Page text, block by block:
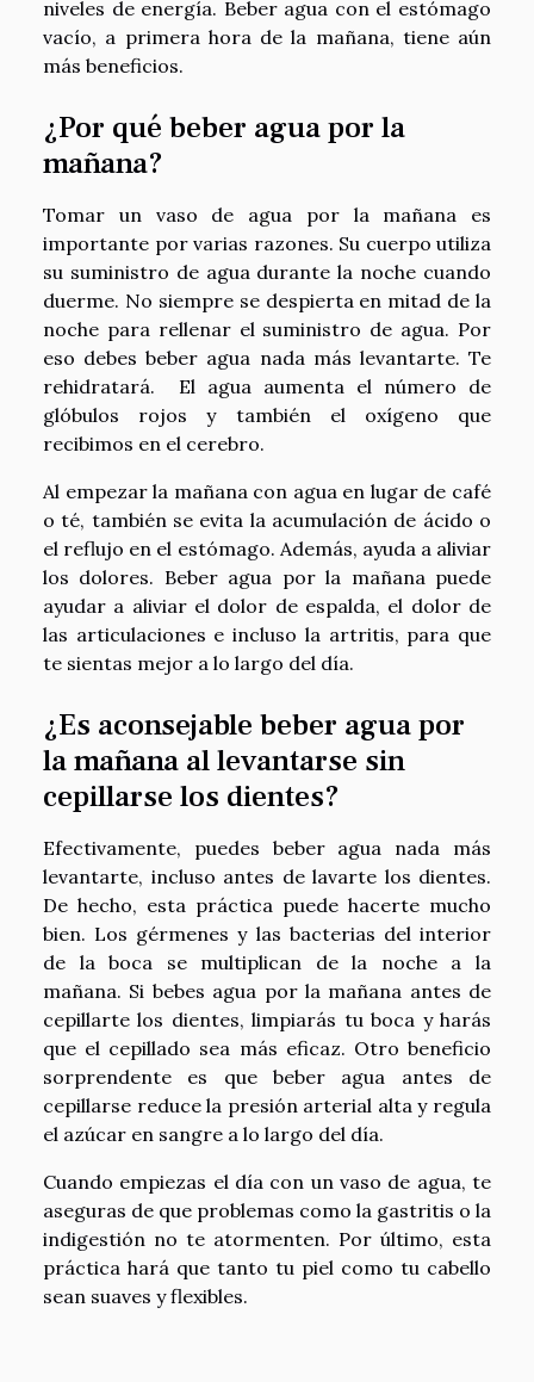
niveles de energía. Beber agua con el estómago
vacío, a primera hora de la mañana, tiene aún
más beneficios.
¿Por qué beber agua por la
mañana?
Tomar un vaso de agua por la mañana es
importante por varias razones. Su cuerpo utiliza
su suministro de agua durante la noche cuando
duerme. No siempre se despierta en mitad de la
noche para rellenar el suministro de agua. Por
eso debes beber agua nada más levantarte. Te
rehidratará. El agua aumenta el número de
glóbulos rojos y también el oxígeno que
recibimos en el cerebro.
Al empezar la mañana con agua en lugar de café
o té, también se evita la acumulación de ácido o
el reflujo en el estómago. Además, ayuda a aliviar
los dolores. Beber agua por la mañana puede
ayudar a aliviar el dolor de espalda, el dolor de
las articulaciones e incluso la artritis, para que
te sientas mejor a lo largo del día.
¿Es aconsejable beber agua por
la mañana al levantarse sin
cepillarse los dientes?
Efectivamente, puedes beber agua nada más
levantarte, incluso antes de lavarte los dientes.
De hecho, esta práctica puede hacerte mucho
bien. Los gérmenes y las bacterias del interior
de la boca se multiplican de la noche a la
mañana. Si bebes agua por la mañana antes de
cepillarte los dientes, limpiarás tu boca y harás
que el cepillado sea más eficaz. Otro beneficio
sorprendente es que beber agua antes de
cepillarse reduce la presión arterial alta y regula
el azúcar en sangre a lo largo del día.
Cuando empiezas el día con un vaso de agua, te
aseguras de que problemas como la gastritis o la
indigestión no te atormenten. Por último, esta
práctica hará que tanto tu piel como tu cabello
sean suaves y flexibles.